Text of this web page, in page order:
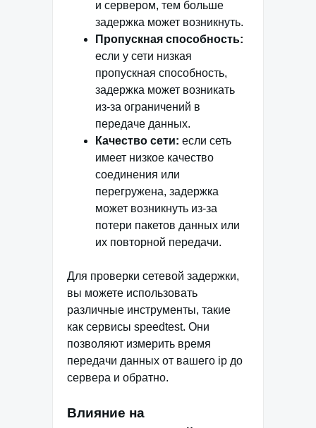
и сервером, тем больше
задержка может возникнуть.
Пропускная способность:
если у сети низкая
пропускная способность,
задержка может возникать
из-за ограничений в
передаче данных.
Качество сети: если сеть
имеет низкое качество
соединения или
перегружена, задержка
может возникнуть из-за
потери пакетов данных или
их повторной передачи.
Для проверки сетевой задержки,
вы можете использовать
различные инструменты, такие
как сервисы speedtest. Они
позволяют измерить время
передачи данных от вашего ip до
сервера и обратно.
Влияние на